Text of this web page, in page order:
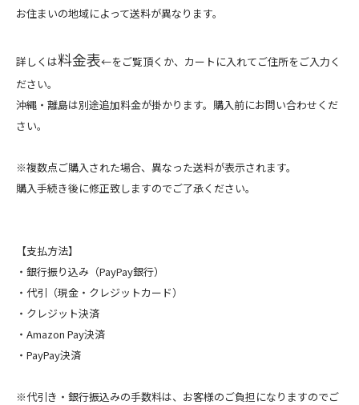
お住まいの地域によって送料が異なります。
詳しくは料金表←をご覧頂くか、カートに入れてご住所をご入力く
ださい。
沖縄・離島は別途追加料金が掛かります。購入前にお問い合わせくだ
さい。
※複数点ご購入された場合、異なった送料が表示されます。
購入手続き後に修正致しますのでご了承ください。
【支払方法】
・銀行振り込み（PayPay銀行）
・代引（現金・クレジットカード）
・クレジット決済
・Amazon Pay決済
・PayPay決済
※代引き・銀行振込みの手数料は、お客様のご負担になりますのでご